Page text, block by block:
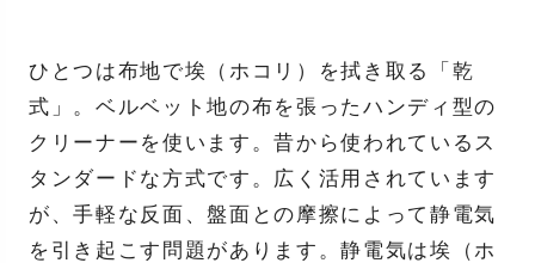
ひとつは布地で埃（ホコリ）を拭き取る「乾
式」。ベルベット地の布を張ったハンディ型の
クリーナーを使います。昔から使われているス
タンダードな方式です。広く活用されています
が、手軽な反面、盤面との摩擦によって静電気
を引き起こす問題があります。静電気は埃（ホ